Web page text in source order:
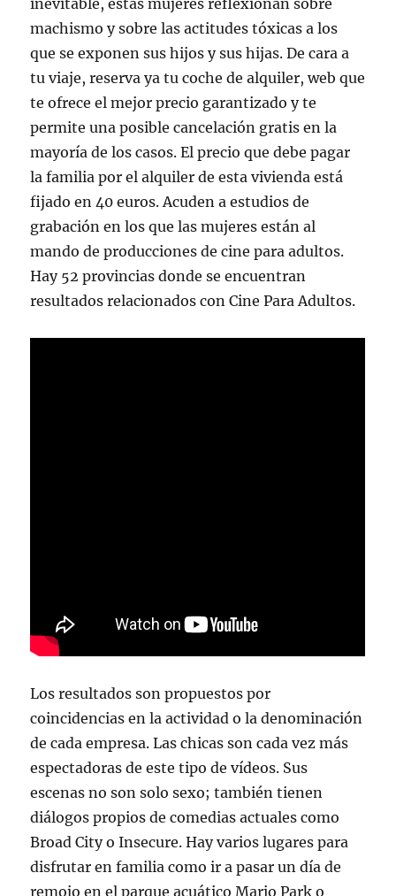
inevitable, estas mujeres reflexionan sobre
machismo y sobre las actitudes tóxicas a los
que se exponen sus hijos y sus hijas. De cara a
tu viaje, reserva ya tu coche de alquiler, web que
te ofrece el mejor precio garantizado y te
permite una posible cancelación gratis en la
mayoría de los casos. El precio que debe pagar
la familia por el alquiler de esta vivienda está
fijado en 40 euros. Acuden a estudios de
grabación en los que las mujeres están al
mando de producciones de cine para adultos.
Hay 52 provincias donde se encuentran
resultados relacionados con Cine Para Adultos.
Los resultados son propuestos por
coincidencias en la actividad o la denominación
de cada empresa. Las chicas son cada vez más
espectadoras de este tipo de vídeos. Sus
escenas no son solo sexo; también tienen
diálogos propios de comedias actuales como
Broad City o Insecure. Hay varios lugares para
disfrutar en familia como ir a pasar un día de
remojo en el parque acuático Mario Park o